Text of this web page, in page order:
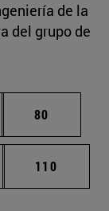
de la
del grupo de
intermedias
Página
80
intermedias
Página
110